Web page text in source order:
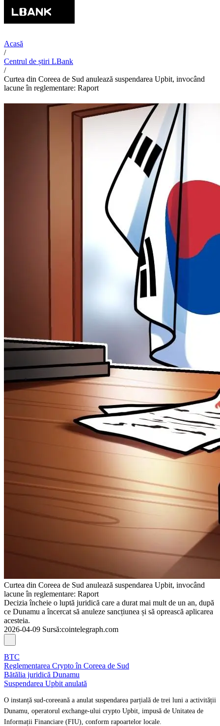
Acasă
/
Centrul de știri LBank
/
Curtea din Coreea de Sud anulează suspendarea Upbit, invocând
lacune în reglementare: Raport
Curtea din Coreea de Sud anulează suspendarea Upbit, invocând
lacune în reglementare: Raport
Decizia încheie o luptă juridică care a durat mai mult de un an, după
ce Dunamu a încercat să anuleze sancțiunea și să oprească aplicarea
acesteia.
2026-04-09 Sursă:cointelegraph.com
BTC
Reglementarea Crypto în Coreea de Sud
Bătălia juridică Dunamu
Suspendarea Upbit anulată
O instanță sud-coreeană a anulat suspendarea parțială de trei luni a activității
Dunamu, operatorul exchange-ului crypto Upbit, impusă de Unitatea de
Informații Financiare (FIU), conform rapoartelor locale.